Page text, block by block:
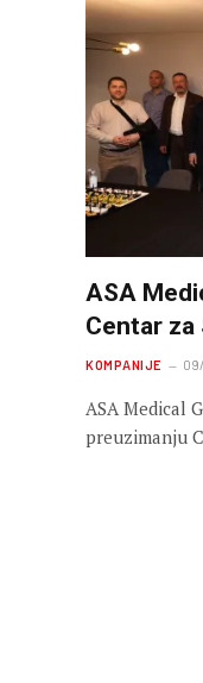
ASA
Centar za
KOMPANIJE
ASA Medical
preuzimanju